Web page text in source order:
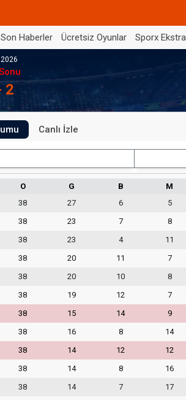
Son Haberler Ücretsiz Oyunlar Sporx Ekstra
2
Canlı İzle
O G B M
38 27 6 5
38 23 7 8
38 23 4 11
38 20 11 7
38 20 10 8
38 19 12 7
38 15 14 9
38 16 8 14
38 14 12 12
38 14 8 16
38 14 7 17